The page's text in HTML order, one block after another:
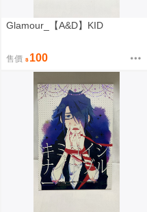
Glamour_【A&D】KID
售價 100